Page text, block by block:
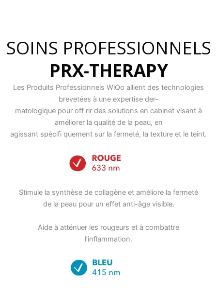
SOINS PROFESSIONNELS
PRX-THERAPY
Les Produits Professionnels WiQo allient des technologies
brevetées à une expertise der-
matologique pour off rir des solutions en cabinet visant à
améliorer la qualité de la peau, en
agissant spécifi quement sur la fermeté, la texture et le teint.
Stimule la synthèse de collagène et améliore la fermeté
de la peau pour un effet anti-âge visible.
Aide à atténuer les rougeurs et à combattre
l’inflammation.